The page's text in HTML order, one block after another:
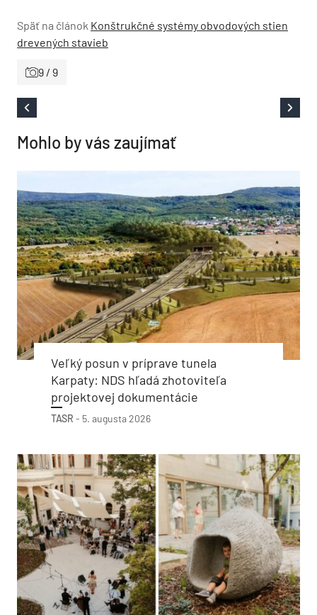
Späť na článok Konštrukčné systémy obvodových stien
drevených stavieb
9 / 9
Mohlo by vás zaujímať
Veľký posun v príprave tunela
Karpaty: NDS hľadá zhotoviteľa
projektovej dokumentácie
TASR - 5. augusta 2026